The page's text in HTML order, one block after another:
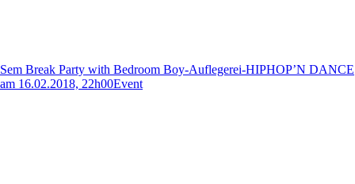
Sem Break Party with Bedroom Boy-Auflegerei-HIPHOP’N DANCE
am 16.02.2018, 22h00Event